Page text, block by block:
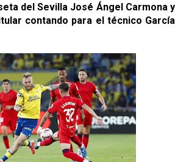
protagonizan las ofertas más
última detalles en Canarias para
Province Cup
a domicilio ya tiene horario
a Agoumé entre las cinco
del Sevilla José Ángel Carmona y
contando para el técnico García